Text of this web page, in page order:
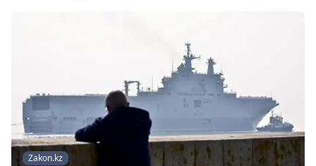
Zakon.kz